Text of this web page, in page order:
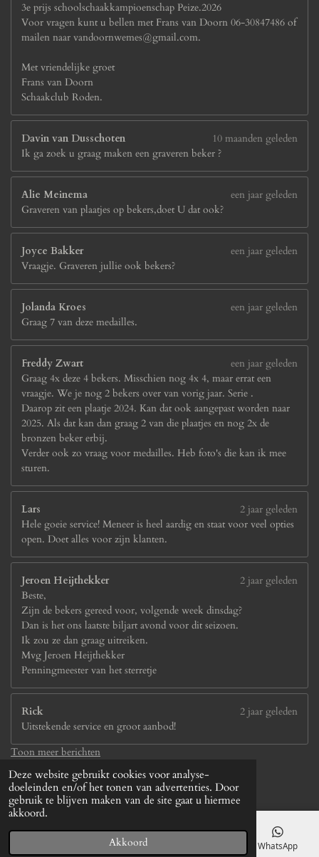
Deze website gebruikt cookies voor analyse-
doeleinden en/of het tonen van advertenties. Door
gebruik te blijven maken van de site gaat u hiermee
akkoord.
Akkoord
3e prijs schoolschaakkampioenschap Peize.2026
Voor vragen kunt u bellen met Frans van Doorn 06-30847486 of
mailen naar vandoornwemes@gmail.com.
Met vriendelijke groet
Frans van Doorn
Schaakclub Roden.
Davin van Dusschoten
10 maanden geleden
Ik ga zoek u graag maken een graveren beker ?
Alie Meinema
een jaar geleden
Graveren van plaatjes op bekers,doet U dat ook?
Joyce Bakker
een jaar geleden
Vraagje. Graveren jullie ook bekers?
Jolanda Kroes
een jaar geleden
Graag 7 van deze medailles.
Freddy Zwart
een jaar geleden
Graag 4x deze 4 bekers. Misschien nog 4x 4, maar errat een
vraagje. We je nog 2 bekers over van vorig jaar. Serie .
Daarop zit een plaatje 2024. Kan dat ook aangepast worden naar
2025. Als dat kan dan graag 2 van die plaatjes en nog 2x de
bronzen beker erbij.
Verder ook zo vraag voor medailles. Heb foto's die kan ik mee
sturen.
Lars
2 jaar geleden
Hele goeie service! Meneer is heel aardig en staat voor veel opties
open. Doet alles voor zijn klanten.
Jeroen Heijthekker
2 jaar geleden
Beste,
Zijn de bekers gereed voor, volgende week dinsdag?
Dan is het ons laatste biljart avond voor dit seizoen.
Ik zou ze dan graag uitreiken.
Mvg Jeroen Heijthekker
Penningmeester van het sterretje
Rick
2 jaar geleden
Uitstekende service en groot aanbod!
Toon meer berichten
© 2024 - 2026 sportprijzenleek.nl
Powered by JouwWeb
Telefoonnummer WhatsApp